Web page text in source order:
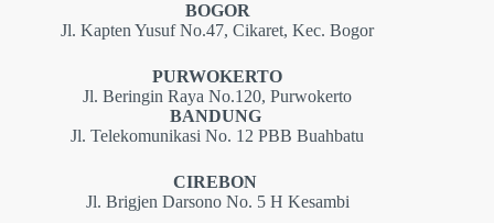
BOGOR
Jl. Kapten Yusuf No.47, Cikaret, Kec. Bogor
PURWOKERTO
Jl. Beringin Raya No.120, Purwokerto
BANDUNG
Jl. Telekomunikasi No. 12 PBB Buahbatu
CIREBON
Jl. Brigjen Darsono No. 5 H Kesambi